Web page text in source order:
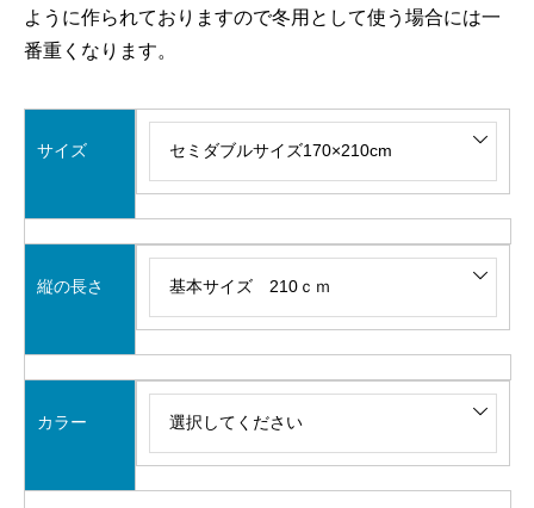
ように作られておりますので冬用として使う場合には一
番重くなります。
サイズ
縦の長さ
カラー